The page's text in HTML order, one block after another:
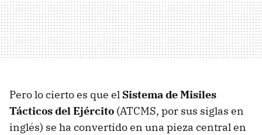
Pero lo cierto es que el Sistema de Misiles
Tácticos del Ejército (ATCMS, por sus siglas en
inglés) se ha convertido en una pieza central en